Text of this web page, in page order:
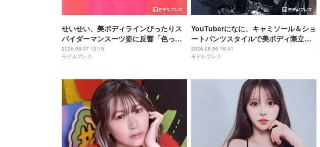
せいせい、美ボディラインぴったりス
パイダーマンスーツ姿に反響「色っぽ
すぎる」「スタイル女神」の声
2026.08.07 13:15
モデルプレス
YouTuberになに、キャミソール＆ショ
ートパンツスタイルで美ボディ際立つ
「脚綺麗で羨ましい」「肩ライン美し
すぎ」
2026.08.06 16:41
モデルプレス